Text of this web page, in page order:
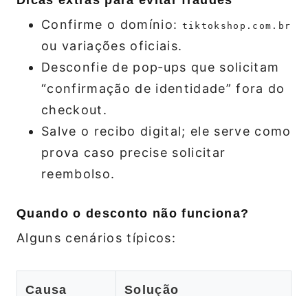
Confirme o domínio: tiktokshop.com.br
ou variações oficiais.
Desconfie de pop‑ups que solicitam
“confirmação de identidade” fora do
checkout.
Salve o recibo digital; ele serve como
prova caso precise solicitar
reembolso.
Quando o desconto não funciona?
Alguns cenários típicos:
Causa Solução